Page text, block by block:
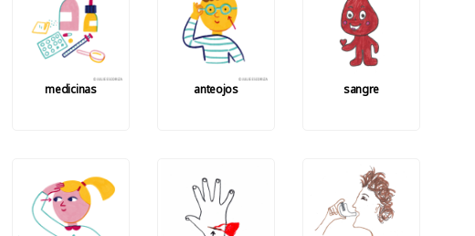
medicinas anteojos sangre